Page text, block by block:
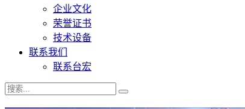
企业文化
荣誉证书
技术设备
联系我们
联系台宏